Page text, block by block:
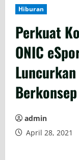
Hiburan
Perkuat
ONIC
admin
April 28, 2021